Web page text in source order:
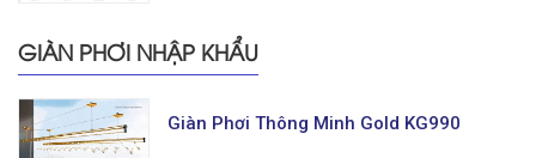
GIÀN PHƠI NHẬP KHẨU
Giàn Phơi Thông Minh Gold KG990